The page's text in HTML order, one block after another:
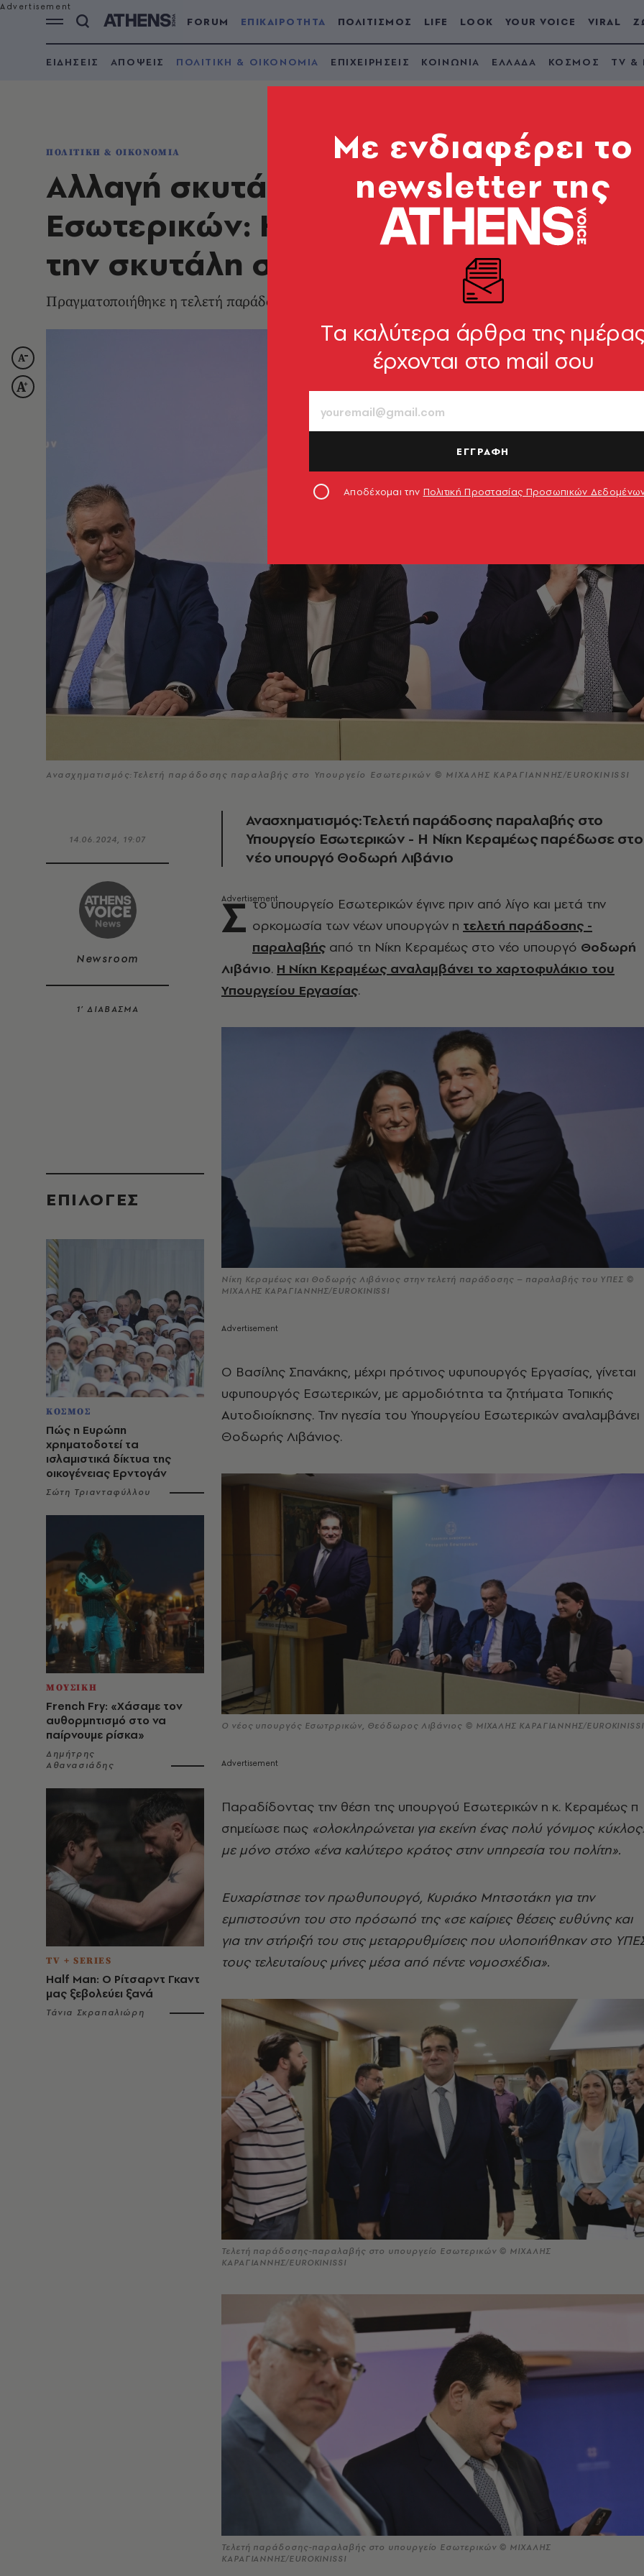
FORUM ΕΠΙΚΑΙΡΟΤΗΤΑ ΠΟΛΙΤΙΣΜΟΣ LIFE LOOK YOUR VOICE VIRAL
ΕΙΔΗΣΕΙΣ ΑΠΟΨΕΙΣ ΠΟΛΙΤΙΚΗ & ΟΙΚΟΝΟΜΙΑ ΕΠΙΧΕΙΡΗΣΕΙΣ ΚΟΙΝΩΝΙΑ ΕΛΛΑΔΑ ΚΟΣΜΟΣ TV &
ΠΟΛΙΤΙΚΗ & ΟΙΚΟΝΟΜΙΑ
Αλλαγή σκυτάλης στο υπουργείο
Εσωτερικών: Η Νίκη Κεραμέως
την σκυτάλη στον Θ. Λιβάνιο
Πραγματοποιήθηκε η τελετή παράδοσης - παραλαβής
Ανασχηματισμός:Τελετή παράδοσης παραλαβής στο Υπουργείο Εσωτερικών © ΜΙΧΑΛΗΣ ΚΑΡΑΓΙΑΝΝΗΣ/EUROKINISSI
14.06.2024, 19:07
Newsroom
1’ ΔΙΑΒΑΣΜΑ
EΠΙΛΟΓΈΣ
ΚΟΣΜΟΣ
Πώς η Ευρώπη
χρηματοδοτεί τα
ισλαμιστικά δίκτυα της
οικογένειας Ερντογάν
Σώτη Τριανταφύλλου
ΜΟΥΣΙΚΗ
French Fry: «Χάσαμε τον
αυθορμητισμό στο να
παίρνουμε ρίσκα»
Δημήτρης
Αθανασιάδης
TV + SERIES
Half Man: Ο Ρίτσαρντ Γκαντ
μας ξεβολεύει ξανά
Τάνια Σκραπαλιώρη
Ανασχηματισμός:Τελετή παράδοσης παραλαβής στο
Υπουργείο Εσωτερικών - H Νίκη Κεραμέως παρέδωσε στο
νέο υπουργό Θοδωρή Λιβάνιο
Σ το υπουργείο Εσωτερικών έγινε πριν από λίγο και μετά την
ορκομωσία των νέων υπουργών η τελετή παράδοσης -
παραλαβής από τη Νίκη Κεραμέως στο νέο υπουργό Θοδωρή
Λιβάνιο. Η Νίκη Κεραμέως αναλαμβάνει το χαρτοφυλάκιο του
Υπουργείου Εργασίας.
Νίκη Κεραμέως και Θοδωρής Λιβάνιος στην τελετή παράδοσης – παραλαβής του ΥΠΕΣ ©
ΜΙΧΑΛΗΣ ΚΑΡΑΓΙΑΝΝΗΣ/EUROKINISSI
O Βασίλης Σπανάκης, μέχρι πρότινος υφυπουργός Εργασίας, γίνεται
υφυπουργός Εσωτερικών, με αρμοδιότητα τα ζητήματα Τοπικής
Αυτοδιοίκησης. Την ηγεσία του Υπουργείου Εσωτερικών
Θοδωρής Λιβάνιος.
O νέος υπουργός Εσωτρρικών, Θεόδωρος Λιβάνιος © ΜΙΧΑΛΗΣ ΚΑΡΑΓΙΑΝΝΗΣ/EUROKINISSI
Παραδίδοντας την θέση της υπουργού Εσωτερικών η κ. Κεραμέως π
σημείωσε πως «ολοκληρώνεται για εκείνη ένας πολύ γόνιμος
με μόνο στόχο «ένα καλύτερο κράτος στην υπηρεσία του πολίτη».
Ευχαρίστησε τον πρωθυπουργό, Κυριάκο Μητσοτάκη για την
εμπιστοσύνη του στο πρόσωπό της «σε καίριες θέσεις ευθύνης και
για την στήριξή του στις μεταρρυθμίσεις που υλοποιήθηκαν στο
τους τελευταίους μήνες μέσα από πέντε νομοσχέδια».
Τελετή παράδοσης-παραλαβής στο υπουργείο Εσωτερικών © ΜΙΧΑΛΗΣ
ΚΑΡΑΓΙΑΝΝΗΣ/EUROKINISSI
Τελετή παράδοσης-παραλαβής στο υπουργείο Εσωτερικών © ΜΙΧΑΛΗΣ
ΚΑΡΑΓΙΑΝΝΗΣ/EUROKINISSI
Mε ενδιαφέρει το
newsletter της
Tα καλύτερα άρθρα της
έρχονται στο mail σου
ΕΓΓΡΑΦΗ
Αποδέχομαι την Πολιτική Προστασίας Προσωπικών